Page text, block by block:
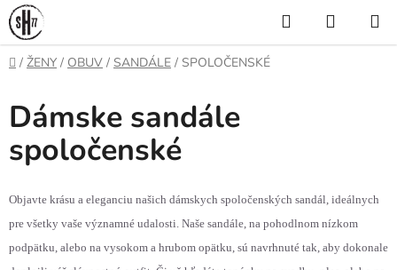
Prejsť
na
obsah
Hľadať
KOŠÍK
Domov
/ ŽENY / OBUV / SANDÁLE / SPOLOČENSKÉ
Dámske sandále
spoločenské
Objavte krásu a eleganciu našich dámskych spoločenských sandál, ideálnych
pre všetky vaše významné udalosti. Naše sandále, na pohodlnom nízkom
podpätku, alebo na vysokom a hrubom opätku, sú navrhnuté tak, aby dokonale